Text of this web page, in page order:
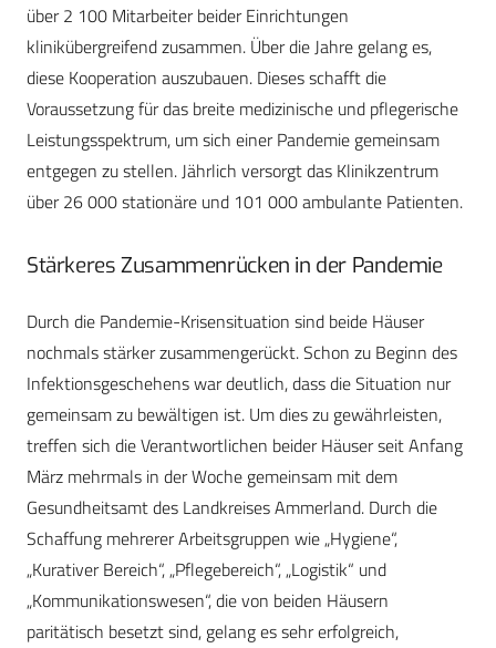
über 2 100 Mitarbeiter beider Einrichtungen
klinikübergreifend zusammen. Über die Jahre gelang es,
diese Kooperation auszubauen. Dieses schafft die
Voraussetzung für das breite medizinische und pflegerische
Leistungsspektrum, um sich einer Pandemie gemeinsam
entgegen zu stellen. Jährlich versorgt das Klinikzentrum
über 26 000 stationäre und 101 000 ambulante Patienten.
Stärkeres Zusammenrücken in der Pandemie
Durch die Pandemie-Krisensituation sind beide Häuser
nochmals stärker zusammengerückt. Schon zu Beginn des
Infektionsgeschehens war deutlich, dass die Situation nur
gemeinsam zu bewältigen ist. Um dies zu gewährleisten,
treffen sich die Verantwortlichen beider Häuser seit Anfang
März mehrmals in der Woche gemeinsam mit dem
Gesundheitsamt des Landkreises Ammerland. Durch die
Schaffung mehrerer Arbeitsgruppen wie „Hygiene“,
„Kurativer Bereich“, „Pflegebereich“, „Logistik“ und
„Kommunikationswesen“, die von beiden Häusern
paritätisch besetzt sind, gelang es sehr erfolgreich,